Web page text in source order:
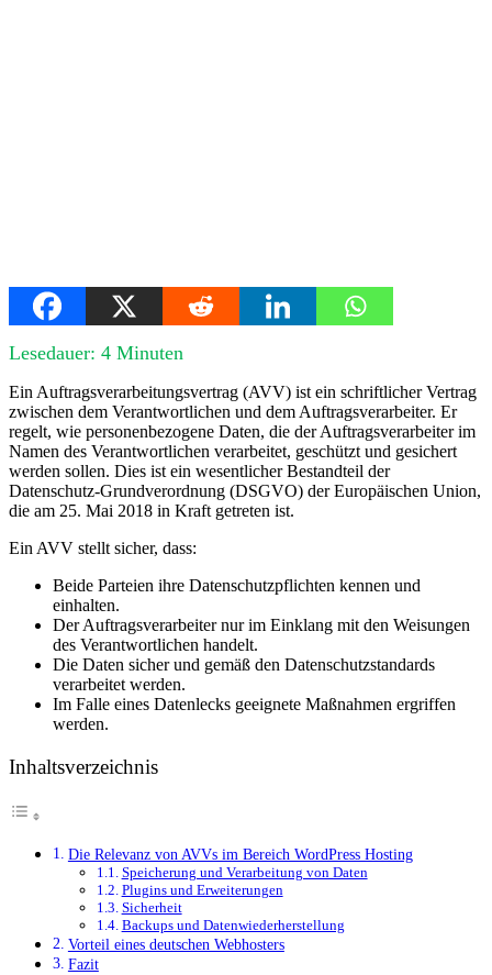
Lesedauer: 4 Minuten
Ein Auftragsverarbeitungsvertrag (AVV) ist ein schriftlicher Vertrag
zwischen dem Verantwortlichen und dem Auftragsverarbeiter. Er
regelt, wie personenbezogene Daten, die der Auftragsverarbeiter im
Namen des Verantwortlichen verarbeitet, geschützt und gesichert
werden sollen. Dies ist ein wesentlicher Bestandteil der
Datenschutz-Grundverordnung (DSGVO) der Europäischen Union,
die am 25. Mai 2018 in Kraft getreten ist.
Ein AVV stellt sicher, dass:
Beide Parteien ihre Datenschutzpflichten kennen und
einhalten.
Der Auftragsverarbeiter nur im Einklang mit den Weisungen
des Verantwortlichen handelt.
Die Daten sicher und gemäß den Datenschutzstandards
verarbeitet werden.
Im Falle eines Datenlecks geeignete Maßnahmen ergriffen
werden.
Inhaltsverzeichnis
Die Relevanz von AVVs im Bereich WordPress Hosting
Speicherung und Verarbeitung von Daten
Plugins und Erweiterungen
Sicherheit
Backups und Datenwiederherstellung
Vorteil eines deutschen Webhosters
Fazit